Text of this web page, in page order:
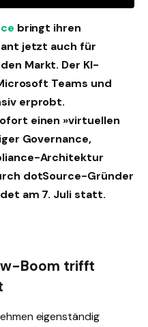
bringt ihren
jetzt auch für
Markt. Der KI-
Teams und
erprobt.
einen »virtuellen
Governance,
Architektur
dotSource-Gründer
am 7. Juli statt.
Boom trifft
eigenständig